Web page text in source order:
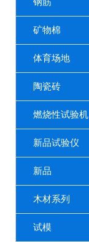
矿物棉
体育场地
陶瓷砖
燃烧性试验机
新品试验仪
新品
木材系列
试模